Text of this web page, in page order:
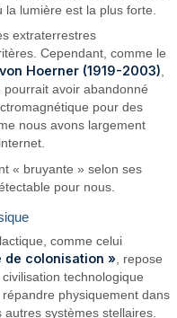
lumière est la plus forte.
extraterrestres
Cependant, comme le
Hoerner (1919-2003),
avoir abandonné
pour des
nous avons largement
« bruyante » selon ses
pour nous.
comme celui
de colonisation », repose
technologique
physiquement dans
systèmes stellaires.